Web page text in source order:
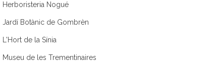
Herboristeria Nogué
Jardí Botànic de Gombrèn
L'Hort de la Sínia
Museu de les Trementinaires